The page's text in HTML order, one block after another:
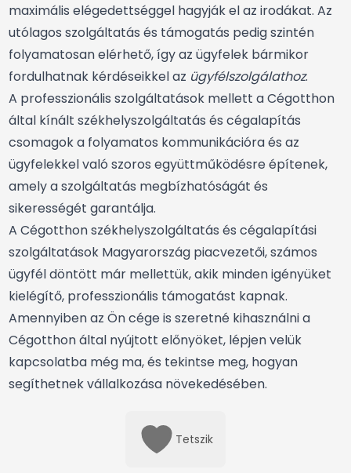
maximális elégedettséggel hagyják el az irodákat. Az
utólagos szolgáltatás és támogatás pedig szintén
folyamatosan elérhető, így az ügyfelek bármikor
fordulhatnak kérdéseikkel az ügyfélszolgálathoz.
A professzionális szolgáltatások mellett a Cégotthon
által kínált székhelyszolgáltatás és cégalapítás
csomagok a folyamatos kommunikációra és az
ügyfelekkel való szoros együttműködésre építenek,
amely a szolgáltatás megbízhatóságát és
sikerességét garantálja.
A Cégotthon székhelyszolgáltatás és cégalapítási
szolgáltatások Magyarország piacvezetői, számos
ügyfél döntött már mellettük, akik minden igényüket
kielégítő, professzionális támogatást kapnak.
Amennyiben az Ön cége is szeretné kihasználni a
Cégotthon által nyújtott előnyöket, lépjen velük
kapcsolatba még ma, és tekintse meg, hogyan
segíthetnek vállalkozása növekedésében.
Tetszik